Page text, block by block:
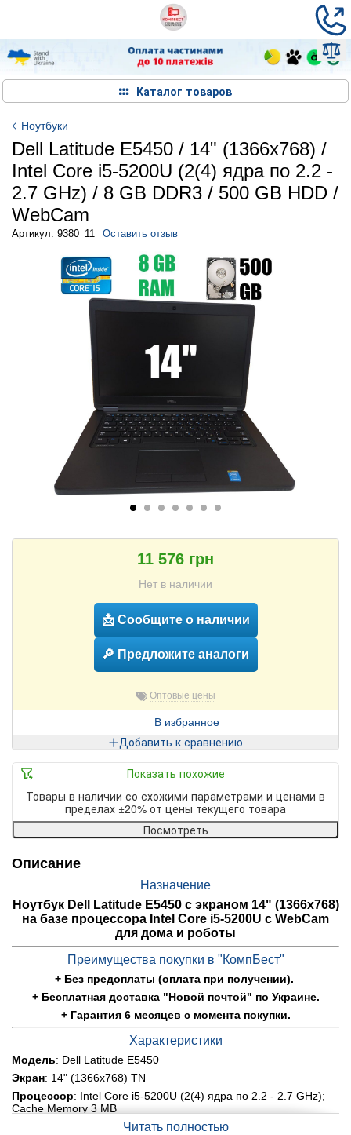
Каталог товаров
Ноутбуки
Dell Latitude E5450 / 14" (1366x768) /
Intel Core i5-5200U (2(4) ядра по 2.2 -
2.7 GHz) / 8 GB DDR3 / 500 GB HDD /
WebCam
Артикул: 9380_11 Оставить отзыв
11 576 грн
Нет в наличии
📩 Сообщите о наличии
🔎 Предложите аналоги
Оптовые цены
В избранное
Добавить к сравнению
Показать похожие
Товары в наличии со схожими параметрами и ценами в
пределах ±20% от цены текущего товара
Посмотреть
Описание
Назначение
Ноутбук Dell Latitude E5450 с экраном 14" (1366x768)
на базе процессора Intel Core i5-5200U с WebCam
для дома и роботы
Преимущества покупки в "КомпБест"
+ Без предоплаты (оплата при получении).
+ Бесплатная доставка "Новой почтой" по Украине.
+ Гарантия 6 месяцев с момента покупки.
Характеристики
Модель: Dell Latitude E5450
Экран: 14" (1366x768) TN
Процессор: Intel Core i5-5200U (2(4) ядра по 2.2 - 2.7 GHz);
Cache Memory 3 MB
Читать полностью